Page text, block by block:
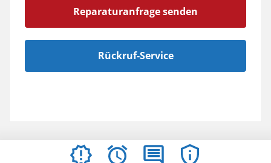
Reparaturanfrage senden
Rückruf-Service
AKTUELLESÖFFNUNGSZEITEN
BEWERTUNGEN
IMPRESSUM